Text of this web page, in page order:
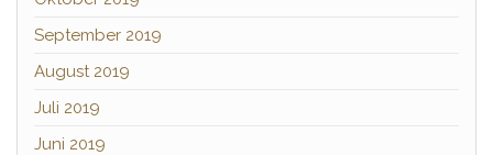
September 2019
August 2019
Juli 2019
Juni 2019